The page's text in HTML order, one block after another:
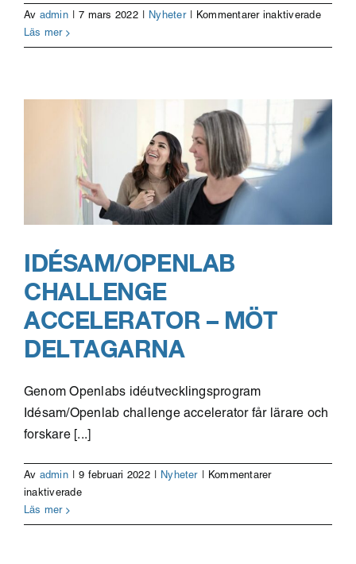
Av admin | 7 mars 2022 | Nyheter | Kommentarer inaktiveradeför
kurser
din
Läs mer
IDÉSAM/OPENLAB
CHALLENGE
ACCELERATOR – MÖT
DELTAGARNA
Genom Openlabs idéutvecklingsprogram
Idésam/Openlab challenge accelerator får lärare och
forskare [...]
Av admin 9 februari 2022 Nyheter
Kommentarer
inaktiveradeför
challenge
Läs mer